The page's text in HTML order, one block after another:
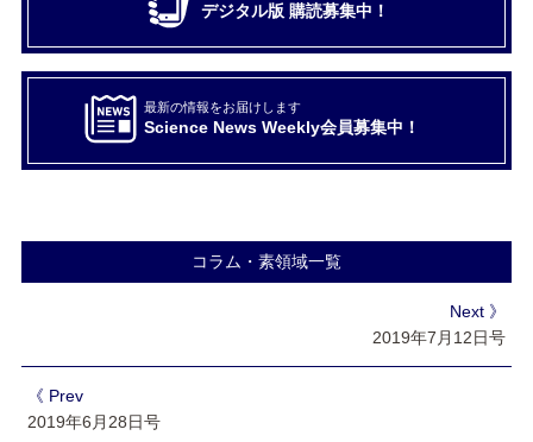
デジタル版 購読募集中！
最新の情報をお届けします
Science News Weekly会員募集中！
コラム・素領域一覧
Next 》
2019年7月12日号
《 Prev
2019年6月28日号